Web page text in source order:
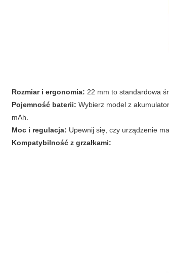
Rozmiar i ergonomia: 22 mm to standardowa
Pojemność baterii: Wybierz model z
mAh.
Moc i regulacja: Upewnij się, czy urządzenie
Kompatybilność z grzałkami: